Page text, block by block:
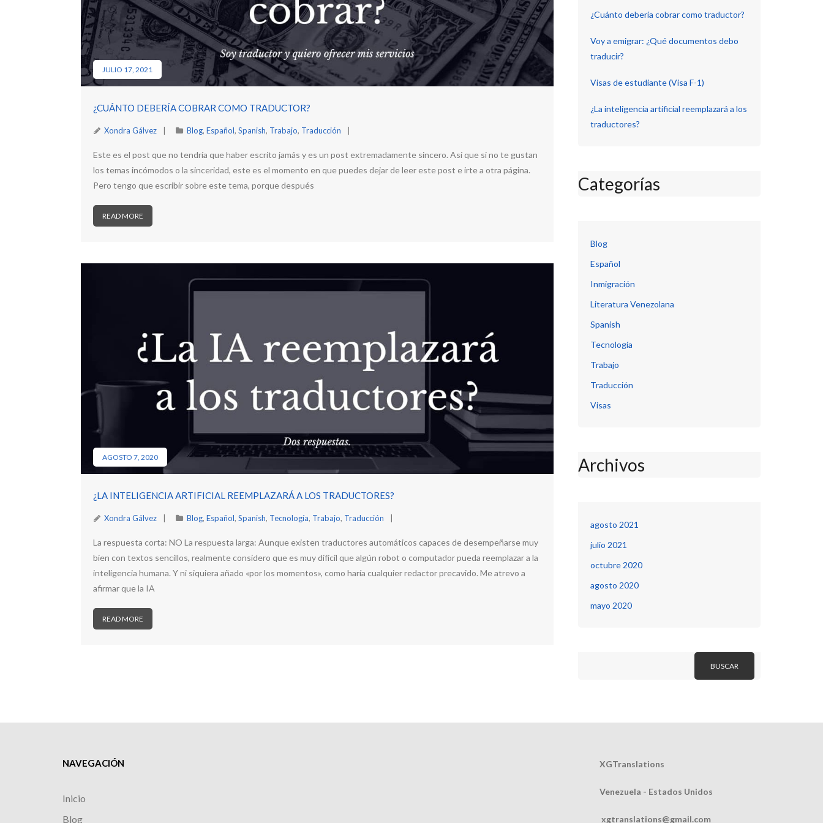
¿CUÁNTO DEBERÍA COBRAR COMO TRADUCTOR?
JULIO 17, 2021
Xondra Gálvez Blog, Español, Spanish, Trabajo, Traducción
Este es el post que no tendría que haber escrito jamás y es un post extremadamente sincero. Así que si no te gustan
los temas incómodos o la sinceridad, este es el momento en que puedes dejar de leer este post e irte a otra página.
Pero tengo que escribir sobre este tema, porque después
READ MORE
¿LA INTELIGENCIA ARTIFICIAL REEMPLAZARÁ A LOS TRADUCTORES?
AGOSTO 7, 2020
Xondra Gálvez Blog, Español, Spanish, Tecnología, Trabajo, Traducción
La respuesta corta: NO La respuesta larga: Aunque existen traductores automáticos capaces de desempeñarse muy
bien con textos sencillos, realmente considero que es muy difícil que algún robot o computador pueda reemplazar a la
inteligencia humana. Y ni siquiera añado «por los momentos», como haría cualquier redactor precavido. Me atrevo a
afirmar que la IA
READ MORE
¿Cuánto debería cobrar como traductor?
Voy a emigrar: ¿Qué documentos debo
traducir?
Visas de estudiante (Visa F-1)
¿La inteligencia artificial reemplazará a los
traductores?
Categorías
Blog
Español
Inmigración
Literatura Venezolana
Spanish
Tecnología
Trabajo
Traducción
Visas
Archivos
agosto 2021
julio 2021
octubre 2020
agosto 2020
mayo 2020
BUSCAR
NAVEGACIÓN
Inicio
Blog
XGTranslations
Venezuela - Estados Unidos
xgtranslations@gmail.com